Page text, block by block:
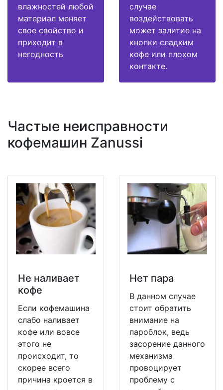
влажностей любой
материал меняет
свое свойство и
приходит в
негодность
случае
воздействовать
может залитие на
кнопки сладким
кофе или плохом
контакте.
Частые неисправности
кофемашин Zanussi
Не наливает
кофе
Если кофемашина
слабо наливает
кофе или вовсе
этого не
происходит, то
скорее всего
причина кроется в
Нет пара
В данном случае
стоит обратить
внимание на
пароблок, ведь
засорение данного
механизма
провоцирует
проблему с